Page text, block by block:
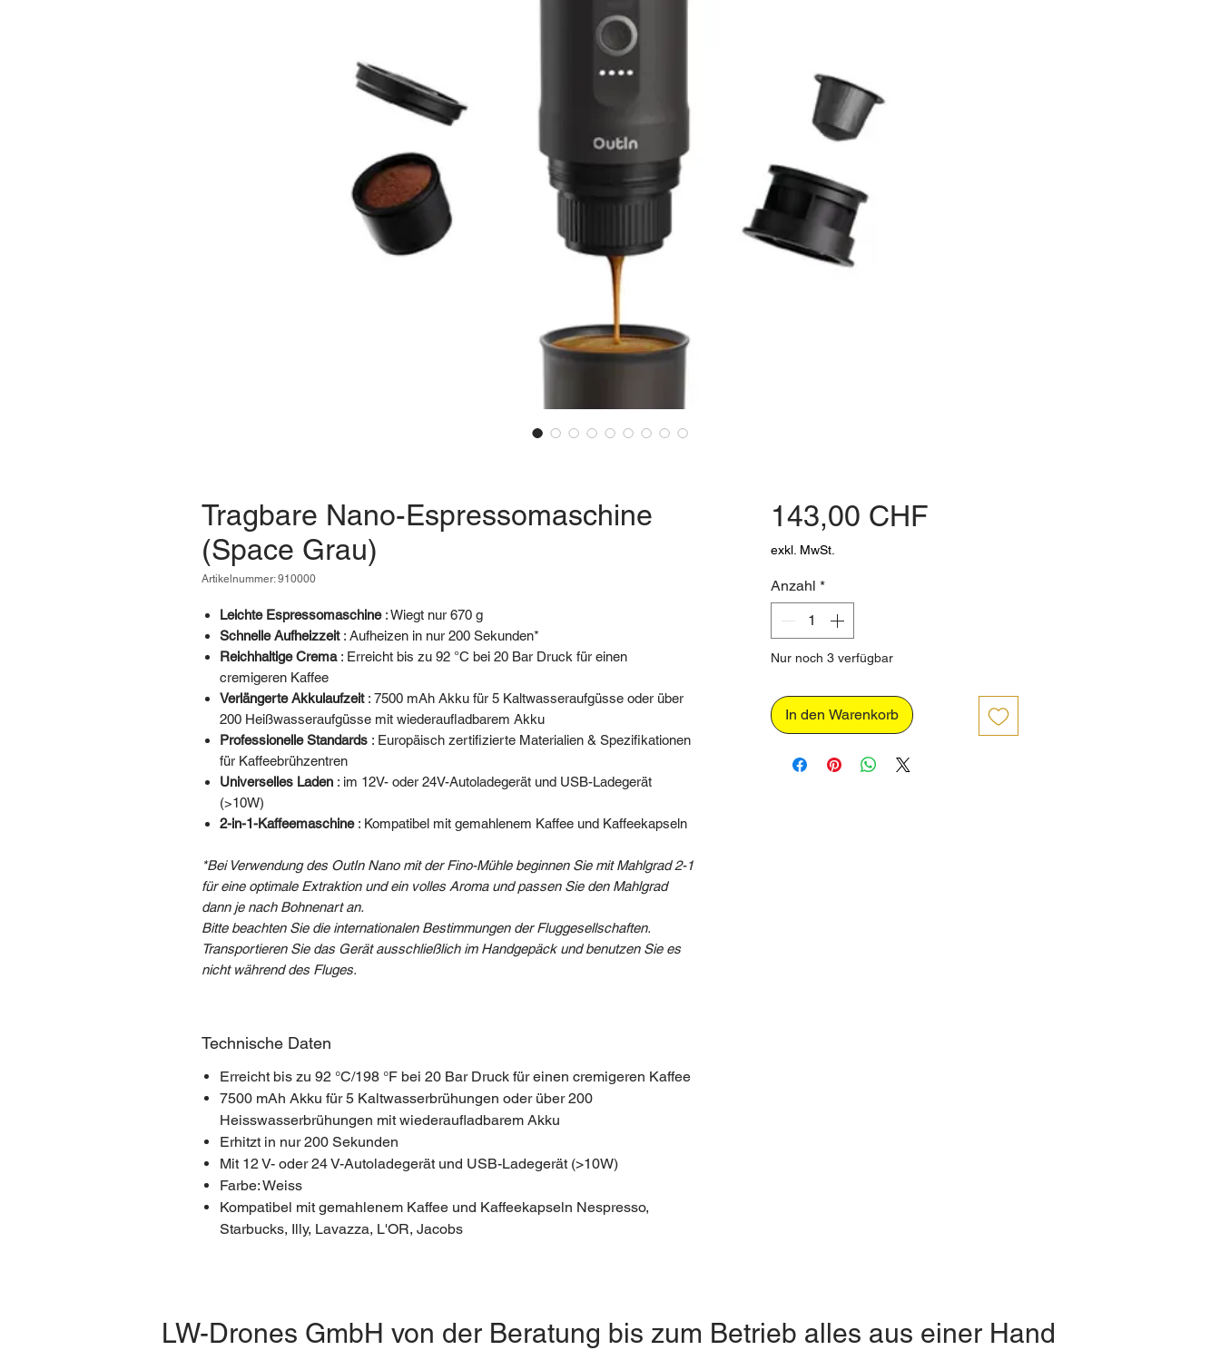
Tragbare Nano-Espressomaschine
(Space Grau)
Artikelnummer: 910000
Leichte Espressomaschine: Wiegt nur 670 g
Schnelle Aufheizzeit: Aufheizen in nur 200 Sekunden*
Reichhaltige Crema: Erreicht bis zu 92 °C bei 20 Bar Druck für einen
cremigeren Kaffee
Verlängerte Akkulaufzeit: 7500 mAh Akku für 5 Kaltwasseraufgüsse oder über
200 Heißwasseraufgüsse mit wiederaufladbarem Akku
Professionelle Standards : Europäisch zertifizierte Materialien & Spezifikationen
für Kaffeebrühzentren
Universelles Laden : im 12V- oder 24V-Autoladegerät und USB-Ladegerät
(>10W)
2-in-1-Kaffeemaschine: Kompatibel mit gemahlenem Kaffee und Kaffeekapseln
*Bei Verwendung des OutIn Nano mit der Fino-Mühle beginnen Sie mit Mahlgrad 2-1
für eine optimale Extraktion und ein volles Aroma und passen Sie den Mahlgrad
dann je nach Bohnenart an.
Bitte beachten Sie die internationalen Bestimmungen der Fluggesellschaften.
Transportieren Sie das Gerät ausschließlich im Handgepäck und benutzen Sie es
nicht während des Fluges.
Technische Daten
Erreicht bis zu 92 °C/198 °F bei 20 Bar Druck für einen cremigeren Kaffee
7500 mAh Akku für 5 Kaltwasserbrühungen oder über 200
Heisswasserbrühungen mit wiederaufladbarem Akku
Erhitzt in nur 200 Sekunden
Mit 12 V- oder 24 V-Autoladegerät und USB-Ladegerät (>10W)
Farbe: Weiss
Kompatibel mit gemahlenem Kaffee und Kaffeekapseln Nespresso,
Starbucks, Illy, Lavazza, L'OR, Jacobs
143,00 CHFPreis
exkl. MwSt.
Anzahl *
Nur noch 3 verfügbar
In den Warenkorb
LW-Drones GmbH von der Beratung bis zum Betrieb alles aus einer Hand